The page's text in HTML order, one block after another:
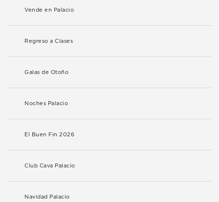
Vende en Palacio
Regreso a Clases
Galas de Otoño
Noches Palacio
El Buen Fin 2026
Club Cava Palacio
Navidad Palacio